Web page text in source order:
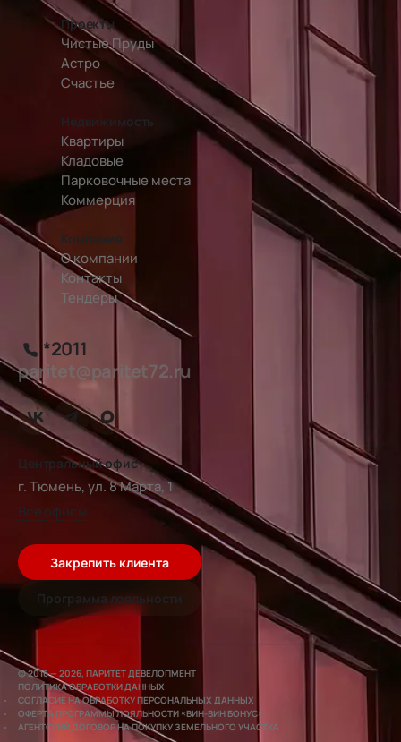
Проекты
Чистые Пруды
Астро
Счастье
Недвижимость
Квартиры
Кладовые
Парковочные места
Коммерция
Компания
О компании
Контакты
Тендеры
*2011
paritet@paritet72.ru
Центральный офис
г. Тюмень, ул. 8 Марта, 1
Все офисы
Закрепить клиента
Программа лояльности
© 2016 — 2026, ПАРИТЕТ ДЕВЕЛОПМЕНТ
ПОЛИТИКА ОБРАБОТКИ ДАННЫХ
СОГЛАСИЕ НА ОБРАБОТКУ ПЕРСОНАЛЬНЫХ ДАННЫХ
ОФЕРТА ПРОГРАММЫ ЛОЯЛЬНОСТИ «ВИН-ВИН БОНУС»
АГЕНТСКИЙ ДОГОВОР НА ПОКУПКУ ЗЕМЕЛЬНОГО УЧАСТКА